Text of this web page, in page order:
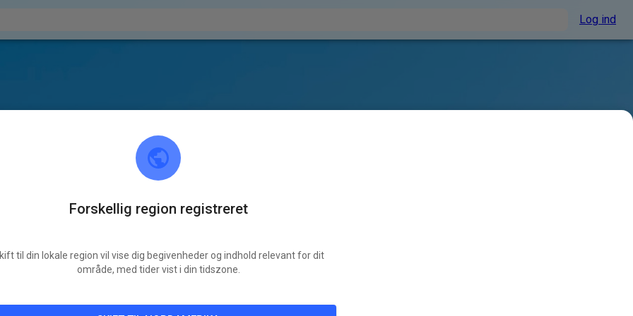
Log ind
Forskellig region registreret
til din lokale region vil vise dig begivenheder og indhold relevant for dit
område, med tider vist i din tidszone.